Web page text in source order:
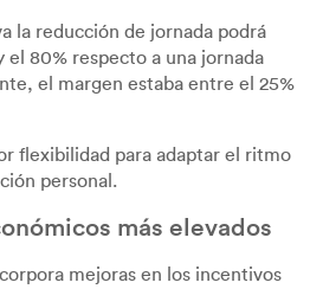
la reducción de jornada podrá
el 80% respecto a una jornada
el margen estaba entre el 25%
flexibilidad para adaptar el ritmo
personal.
más elevados
mejoras en los incentivos